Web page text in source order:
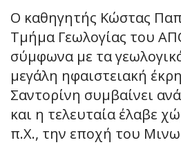
Ο καθηγητής Κώστας
Τμήμα Γεωλογίας του
σύμφωνα με τα
μεγάλη ηφαιστειακή
Σαντορίνη συμβαίνει
και η τελευταία έλαβε
π.Χ., την εποχή του